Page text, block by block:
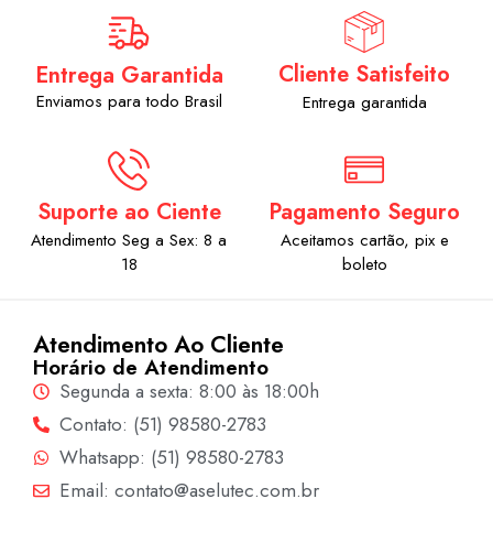
Entrega Garantida
Enviamos para todo Brasil
Cliente Satisfeito
Entrega garantida
Suporte ao Ciente
Atendimento Seg a Sex: 8 a
18
Pagamento Seguro
Aceitamos cartão, pix e
boleto
Atendimento Ao Cliente
Horário de Atendimento
Segunda a sexta: 8:00 às 18:00h
Contato: (51) 98580-2783
Whatsapp: (51) 98580-2783
Email: contato@aselutec.com.br